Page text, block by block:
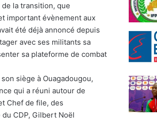
la transition, que
important évènement aux
été déjà annoncé depuis
avec ses militants sa
sa plateforme de combat
siège à Ouagadougou,
qui a réuni autour de
Chef de file, des
CDP, Gilbert Noël